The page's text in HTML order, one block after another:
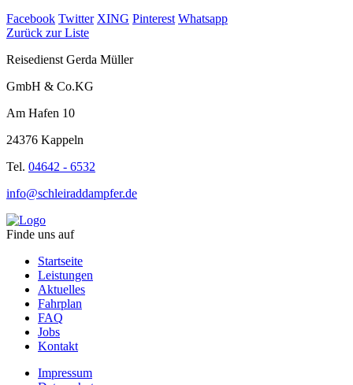
Facebook Twitter XING Pinterest Whatsapp
Zurück zur Liste
Reisedienst Gerda Müller
GmbH & Co.KG
Am Hafen 10
24376 Kappeln
Tel. 04642 - 6532
info@schleiraddampfer.de
Finde uns auf
Startseite
Leistungen
Aktuelles
Fahrplan
FAQ
Jobs
Kontakt
Impressum